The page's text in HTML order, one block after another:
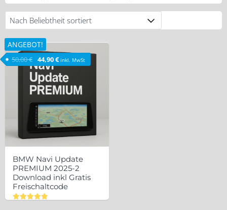
Beliebtheit
sortiert
ANGEBOT!
BMW Navi Update
PREMIUM 2025-2
Download inkl Gratis
Freischaltcode
50,00€ Ursprünglicher Preis war: 50,00 €
44,90€Aktueller Preis ist: 44,90 €.
inkl. MwSt